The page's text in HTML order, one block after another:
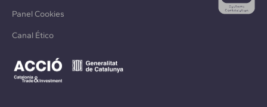
Panel Cookies
Canal Ético